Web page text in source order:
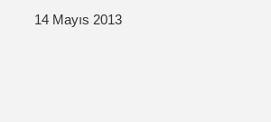
14 Mayıs 2013